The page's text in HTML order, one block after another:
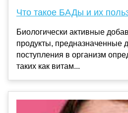
Что такое БАДы и их
Биологически активные
продукты, предназначенные
поступления в организм
таких как витам...